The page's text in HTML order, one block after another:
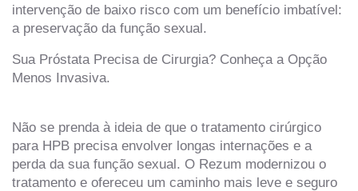
intervenção de baixo risco com um benefício imbatível:
a preservação da função sexual.
Sua Próstata Precisa de Cirurgia? Conheça a Opção
Menos Invasiva.
Não se prenda à ideia de que o tratamento cirúrgico
para HPB precisa envolver longas internações e a
perda da sua função sexual. O Rezum modernizou o
tratamento e ofereceu um caminho mais leve e seguro